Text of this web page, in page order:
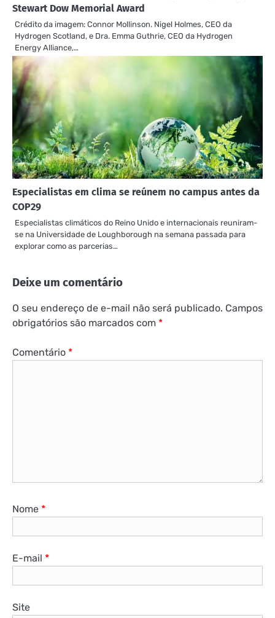
Stewart Dow Memorial Award
Crédito da imagem: Connor Mollinson. Nigel Holmes, CEO da
Hydrogen Scotland, e Dra. Emma Guthrie, CEO da Hydrogen
Energy Alliance,…
Especialistas em clima se reúnem no campus antes da
COP29
Especialistas climáticos do Reino Unido e internacionais reuniram-
se na Universidade de Loughborough na semana passada para
explorar como as parcerias…
Deixe um comentário
O seu endereço de e-mail não será publicado. Campos
obrigatórios são marcados com *
Comentário *
Nome *
E-mail *
Site